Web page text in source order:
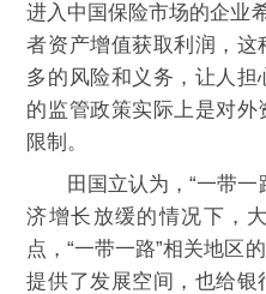
进入中国保险市场的企业
者资产增值获取利润，
多的风险和义务，让人
的监管政策实际上是对
限制。
田国立认为，“一带一
济增长放缓的情况下，
点，“一带一路”相关地区
提供了发展空间，也给